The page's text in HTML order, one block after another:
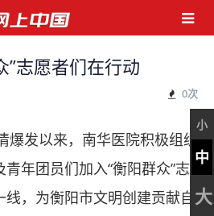
”志愿者们在行动
0次
小
中
大
爆发以来，南华医院积极组织
年团员们加入“衡阳群众”志愿
，为衡阳市文明创建贡献自